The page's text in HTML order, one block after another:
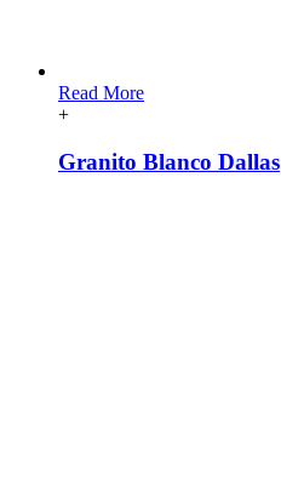
Read More
+
Granito Blanco Dallas